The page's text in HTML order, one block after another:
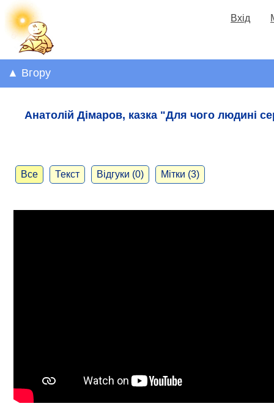
Вхід
▲ Вгору
Анатолій Дімаров, казка "Для чого людині
Все Текст Відгуки (0) Мітки (3)